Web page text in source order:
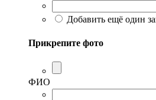
Добавить ещё один
Прикрепите фото
ФИО